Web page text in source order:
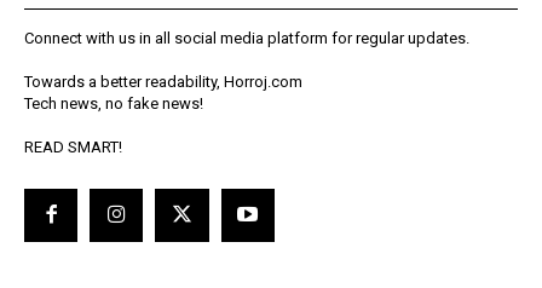
Connect with us in all social media platform for regular updates.
Towards a better readability, Horroj.com
Tech news, no fake news!
READ SMART!